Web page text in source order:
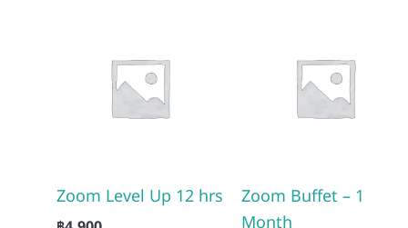
Zoom Level Up 12 hrs
Zoom Buffet – 1